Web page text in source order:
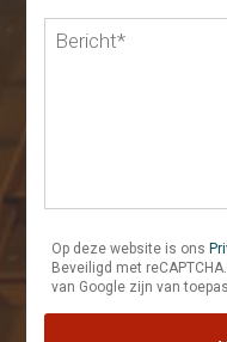
Op deze website is ons
Beveiligd met
van Google zijn van